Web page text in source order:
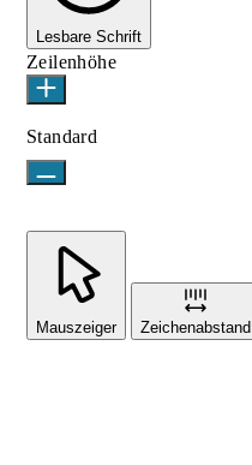
Lesbare Schrift
Zeilenhöhe
Standard
Mauszeiger Zeichenabstand